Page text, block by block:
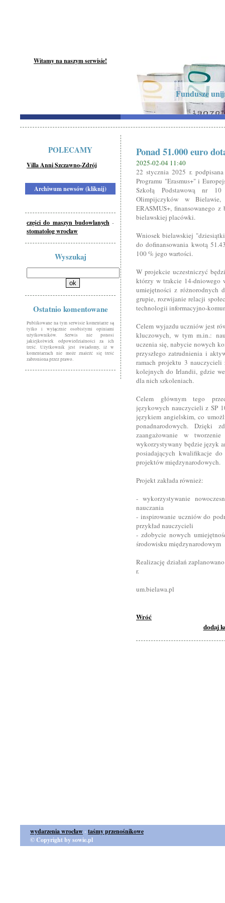
Witamy na naszym serwisie!
Fundusze
POLECAMY
Villa Anni Szczawno-Zdrój
Archiwum newsów (kliknij)
części do maszyn budowlanych -
stomatolog wrocław
Wyszukaj
Ostatnio komentowane
Publikowane na tym serwisie komentarze są
tylko i wyłącznie osobistymi opiniami
użytkowników. Serwis nie ponosi
jakiejkolwiek odpowiedzialności za ich
treść. Użytkownik jest świadomy, iż w
komentarzach nie może znaleźć się treść
zabroniona przez prawo.
Ponad 51.000 euro
2025-02-04 11:40
22 stycznia 2025 r.
Programu "Erasmus+" i
Szkołą Podstawową nr
Olimpijczyków w
ERASMUS+, finansowanego
bielawskiej placówki.
Wniosek bielawskiej
do dofinansowania kwotą
100 % jego wartości.
W projekcie uczestniczyć
którzy w trakcie 14-dniowego
umiejętności z różnorodnych
grupie, rozwijanie relacji
technologii informacyjno-
Celem wyjazdu uczniów jest
kluczowych, w tym m.in.:
uczenia się, nabycie nowych
przyszłego zatrudnienia i
ramach projektu 3
kolejnych do Irlandii, gdzie
dla nich szkoleniach.
Celem głównym tego
językowych nauczycieli z SP
językiem angielskim, co
ponadnarodowych. Dzięki
zaangażowanie w
wykorzystywany będzie język
posiadających kwalifikacje
projektów międzynarodowych.
Projekt zakłada również:
- wykorzystywanie
nauczania
- inspirowanie uczniów do
przykład nauczycieli
- zdobycie nowych
środowisku międzynarodowym
Realizację działań
r.
um.bielawa.pl
Wróć
dodaj
wydarzenia wrocław-taśmy przenośnikowe
© Copyright by sowie.pl